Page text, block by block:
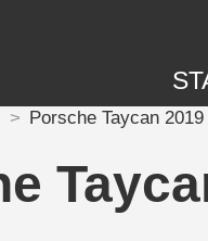
Porsche Taycan